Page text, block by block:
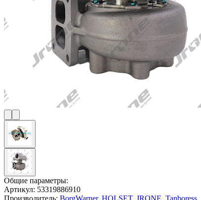
Общие параметры:
Артикул: 53319886910
Производитель: BorgWarner, HOLSET, JRONE, Tanboress